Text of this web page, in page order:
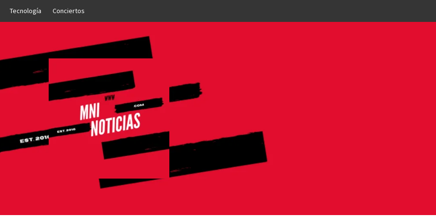
Tecnología Conciertos